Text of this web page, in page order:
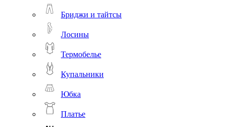
Бриджи и тайтсы
Лосины
Термобелье
Купальники
Юбка
Платье